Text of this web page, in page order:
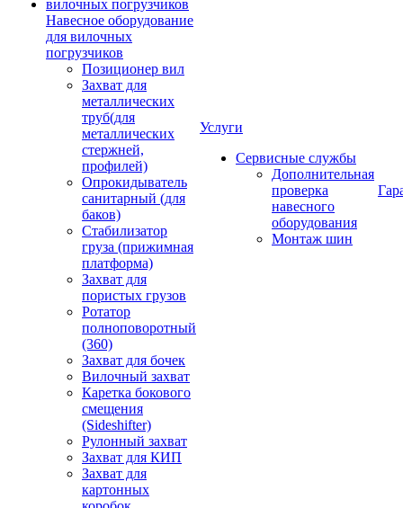
Навесное оборудование
для вилочных
погрузчиков
Позиционер вил
Захват для
металлических
труб(для
металлических
стержней,
профилей)
Опрокидыватель
санитарный (для
баков)
Стабилизатор
груза (прижимная
платформа)
Захват для
пористых грузов
Ротатор
полноповоротный
(360)
Захват для бочек
Вилочный захват
Каретка бокового
смещения
(Sideshifter)
Рулонный захват
Захват для КИП
Захват для
картонных
Услуги
Сервисные службы
Дополнительная
проверка
навесного
оборудования
Монтаж шин